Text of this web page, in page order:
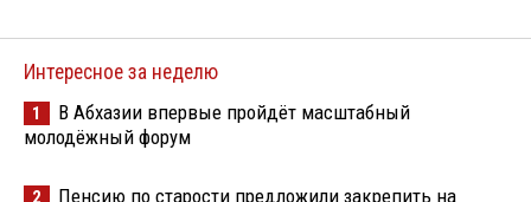
Интересное за неделю
1
В Абхазии впервые пройдёт масштабный
молодёжный форум
2
Пенсию по старости предложили закрепить на